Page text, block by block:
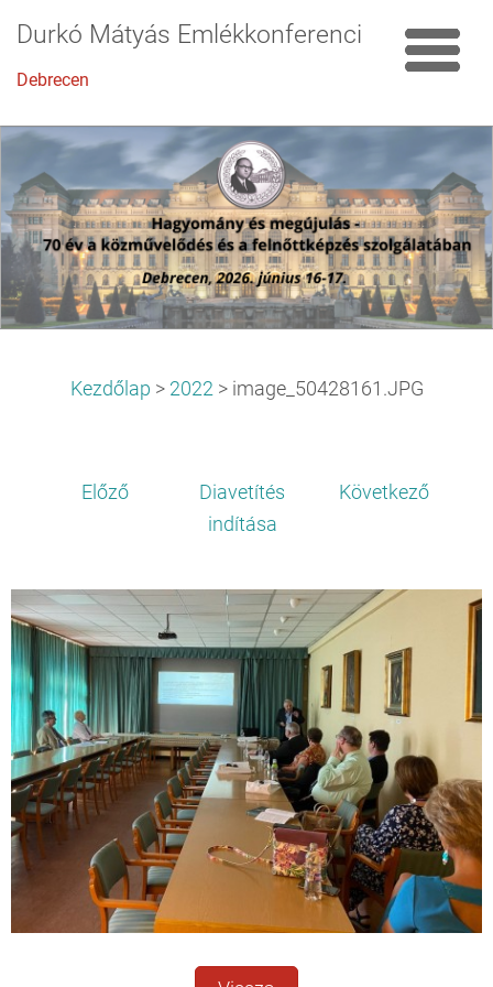
Durkó Mátyás Emlékkonferencia
Debrecen
Kezdőlap > 2022 > image_50428161.JPG
Előző
Diavetítés
indítása
Következő